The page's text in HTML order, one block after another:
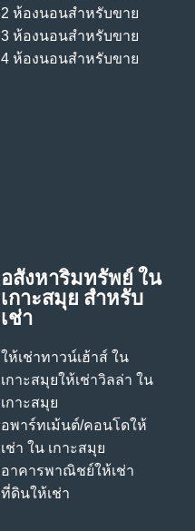
2 ห้องนอนสําหรับขาย
3 ห้องนอนสําหรับขาย
4 ห้องนอนสําหรับขาย
อสังหาริมทรัพย์ ใน
เกาะสมุย สําหรับ
เช่า
ให้เช่าทาวน์เฮ้าส์ ใน
เกาะสมุยให้เช่าวิลล่า ใน
เกาะสมุย
อพาร์ทเม้นต์/คอนโดให้
เช่า ใน เกาะสมุย
อาคารพาณิชย์ให้เช่า
ที่ดินให้เช่า